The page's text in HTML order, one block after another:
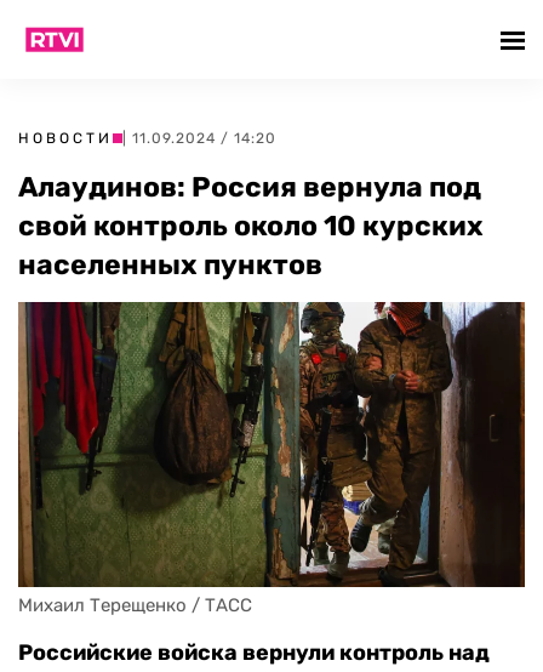
НОВОСТИ | 11.09.2024 / 14:20
Алаудинов: Россия вернула под
свой контроль около 10 курских
населенных пунктов
Михаил Терещенко / ТАСС
Российские войска вернули контроль над